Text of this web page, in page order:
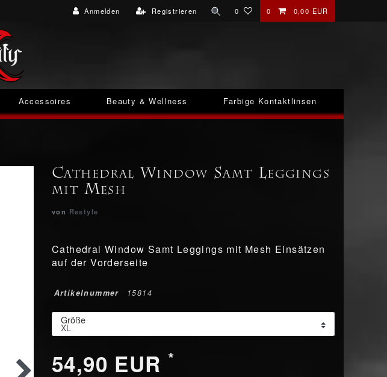
Anmelden Registrieren 0 0 0,00 EUR
Accessoires Beauty & Wellness Farbige Kontaktlinsen
Cathedral Window Samt Leggings
mit Mesh
von Restyle
Cathedral Window Samt Leggings mit Mesh Einsätzen
auf der Vorderseite
Artikelnummer 15814
Größe
54,90 EUR *